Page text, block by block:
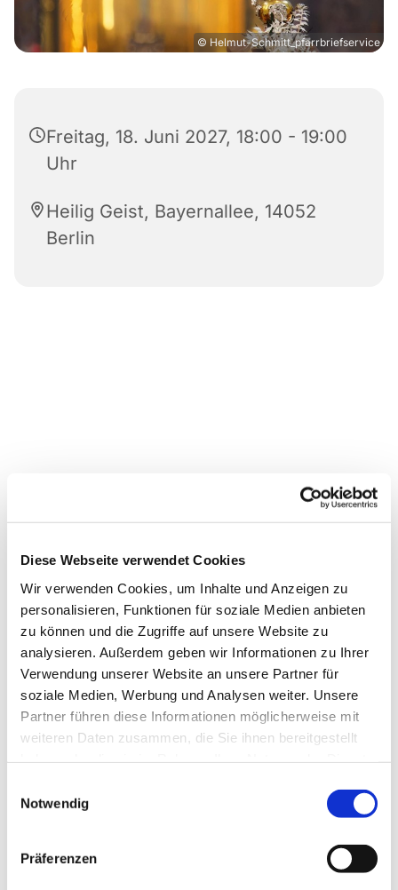
Diese Webseite verwendet Cookies
Wir verwenden Cookies, um Inhalte und Anzeigen zu
personalisieren, Funktionen für soziale Medien anbieten
zu können und die Zugriffe auf unsere Website zu
analysieren. Außerdem geben wir Informationen zu Ihrer
Verwendung unserer Website an unsere Partner für
soziale Medien, Werbung und Analysen weiter. Unsere
Partner führen diese Informationen möglicherweise mit
weiteren Daten zusammen, die Sie ihnen bereitgestellt
Notwendig
Präferenzen
© Helmut-Schmitt_pfarrbriefservice
Freitag, 18. Juni 2027, 18:00 - 19:00
Uhr
Heilig Geist, Bayernallee, 14052
Berlin
Dies könnte Sie auch
interessieren